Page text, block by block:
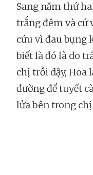
Sang năm thứ
trắng đêm và cứ
cứu vì đau bụng
biết là đó là do
chị trỗi dậy, Hoa
đường để tuyết
lửa bên trong